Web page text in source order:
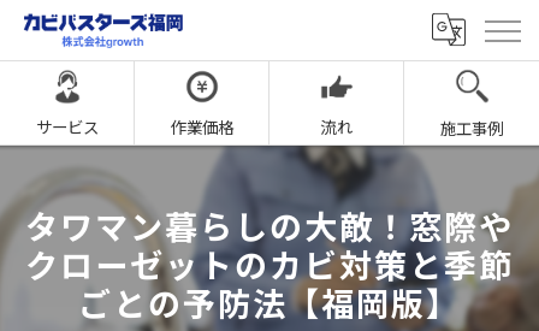
サービス 作業価格 流れ 施工事例
タワマン暮らしの大敵！窓際や
クローゼットのカビ対策と季節
ごとの予防法【福岡版】